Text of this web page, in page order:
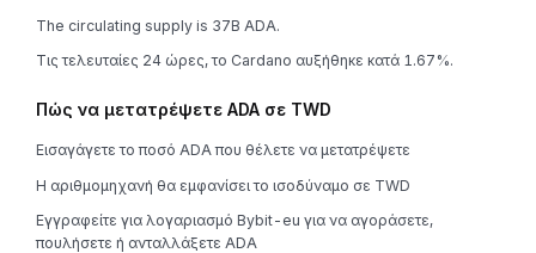
The circulating supply is 37B ADA.
Τις τελευταίες 24 ώρες, το Cardano αυξήθηκε κατά 1.67%.
Πώς να μετατρέψετε ADA σε TWD
Εισαγάγετε το ποσό ADA που θέλετε να μετατρέψετε
Η αριθμομηχανή θα εμφανίσει το ισοδύναμο σε TWD
Εγγραφείτε για λογαριασμό Bybit-eu για να αγοράσετε,
πουλήσετε ή ανταλλάξετε ADA